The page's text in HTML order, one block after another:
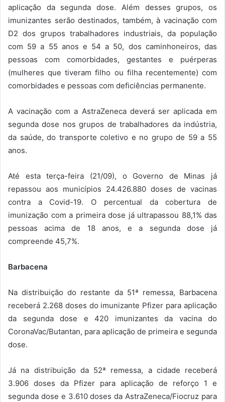
aplicação da segunda dose. Além desses grupos, os
imunizantes serão destinados, também, à vacinação com
D2 dos grupos trabalhadores industriais, da população
com 59 a 55 anos e 54 a 50, dos caminhoneiros, das
pessoas com comorbidades, gestantes e puérperas
(mulheres que tiveram filho ou filha recentemente) com
comorbidades e pessoas com deficiências permanente.
A vacinação com a AstraZeneca deverá ser aplicada em
segunda dose nos grupos de trabalhadores da indústria,
da saúde, do transporte coletivo e no grupo de 59 a 55
anos.
Até esta terça-feira (21/09), o Governo de Minas já
repassou aos municípios 24.426.880 doses de vacinas
contra a Covid-19. O percentual da cobertura de
imunização com a primeira dose já ultrapassou 88,1% das
pessoas acima de 18 anos, e a segunda dose já
compreende 45,7%.
Barbacena
Na distribuição do restante da 51ª remessa, Barbacena
receberá 2.268 doses do imunizante Pfizer para aplicação
da segunda dose e 420 imunizantes da vacina do
CoronaVac/Butantan, para aplicação de primeira e segunda
dose.
Já na distribuição da 52ª remessa, a cidade receberá
3.906 doses da Pfizer para aplicação de reforço 1 e
segunda dose e 3.610 doses da AstraZeneca/Fiocruz para